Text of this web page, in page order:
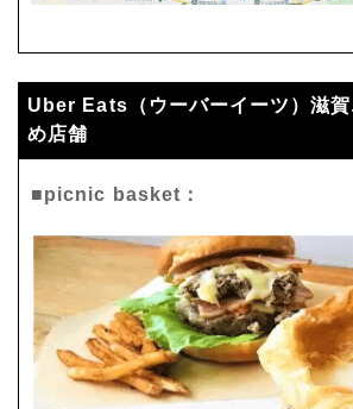
Uber Eats（ウーバーイーツ）滋
め店舗
■picnic basket：